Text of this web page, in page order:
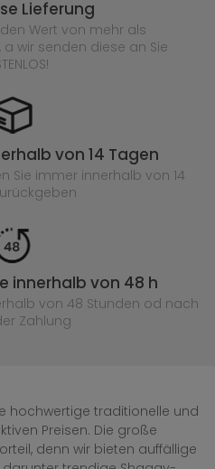
Lieferung
Wert von mehr als
wir senden diese an Sie
von 14 Tagen
Sie immer innerhalb von 14
innerhalb von 48 h
von 48 Stunden od nach
Zahlung
hochwertige traditionelle und
Preisen. Die große
denn wir bieten auffällige